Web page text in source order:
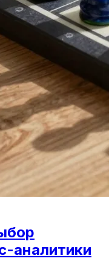
аналитики